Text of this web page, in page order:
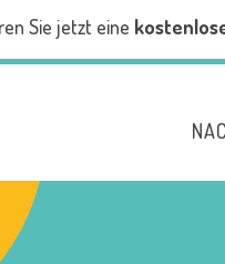
Sie jetzt eine